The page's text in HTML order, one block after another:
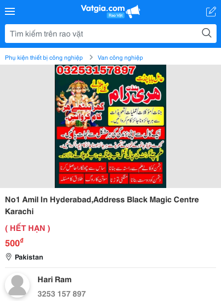
Phụ kiện thiết bị công nghiệp Van công nghiệp
No1 Amil In Hyderabad,Address Black Magic Centre
Karachi
( HẾT HẠN )
500₫
Pakistan
Hari Ram
3253 157 897